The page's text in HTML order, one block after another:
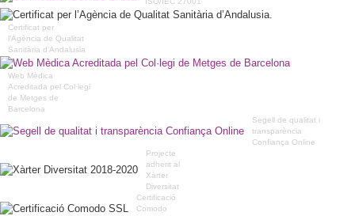
Certificat per
l’Agència de Qualitat
Sanitària d’Andalusia
Web Mèdica
Acreditada pel Col·legi
de Metges de
Barcelona
Segell de qualitat i
transparència
Confiança Online
Projecte
adherit al
Xàrter
Diversitat
Certificació
Comodo